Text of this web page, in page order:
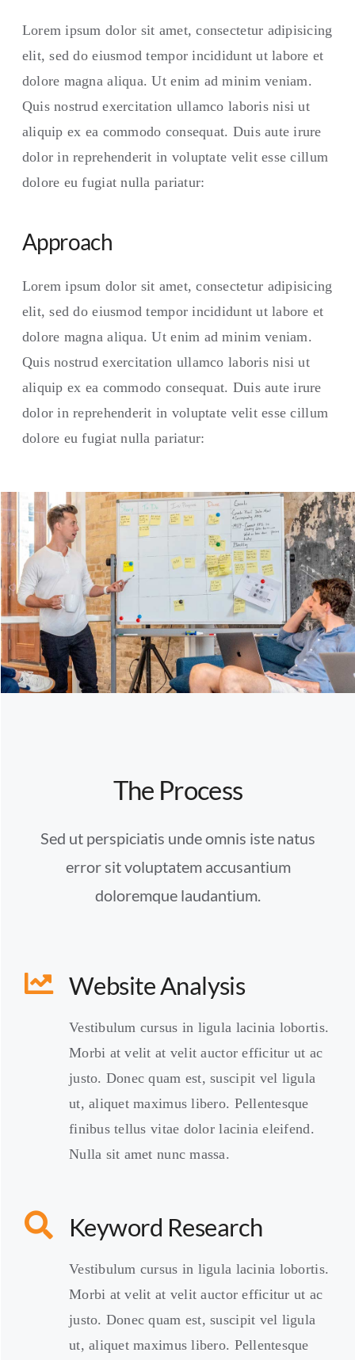
Lorem ipsum dolor sit amet, consectetur adipisicing
elit, sed do eiusmod tempor incididunt ut labore et
dolore magna aliqua. Ut enim ad minim veniam.
Quis nostrud exercitation ullamco laboris nisi ut
aliquip ex ea commodo consequat. Duis aute irure
dolor in reprehenderit in voluptate velit esse cillum
dolore eu fugiat nulla pariatur:
Approach
Lorem ipsum dolor sit amet, consectetur adipisicing
elit, sed do eiusmod tempor incididunt ut labore et
dolore magna aliqua. Ut enim ad minim veniam.
Quis nostrud exercitation ullamco laboris nisi ut
aliquip ex ea commodo consequat. Duis aute irure
dolor in reprehenderit in voluptate velit esse cillum
dolore eu fugiat nulla pariatur:
The Process
Sed ut perspiciatis unde omnis iste natus
error sit voluptatem accusantium
doloremque laudantium.
Website Analysis
Vestibulum cursus in ligula lacinia lobortis.
Morbi at velit at velit auctor efficitur ut ac
justo. Donec quam est, suscipit vel ligula
ut, aliquet maximus libero. Pellentesque
finibus tellus vitae dolor lacinia eleifend.
Nulla sit amet nunc massa.
Keyword Research
Vestibulum cursus in ligula lacinia lobortis.
Morbi at velit at velit auctor efficitur ut ac
justo. Donec quam est, suscipit vel ligula
ut, aliquet maximus libero. Pellentesque